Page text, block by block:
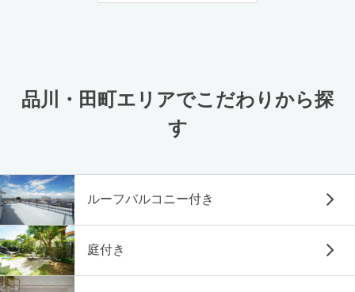
品川・田町エリアでこだわりから探
す
ルーフバルコニー付き
庭付き